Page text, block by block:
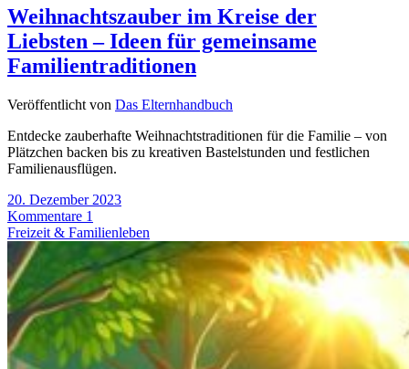
Weihnachtszauber im Kreise der
Liebsten – Ideen für gemeinsame
Familientraditionen
Veröffentlicht von Das Elternhandbuch
Entdecke zauberhafte Weihnachtstraditionen für die Familie – von
Plätzchen backen bis zu kreativen Bastelstunden und festlichen
Familienausflügen.
20. Dezember 2023
Kommentare 1
Freizeit & Familienleben